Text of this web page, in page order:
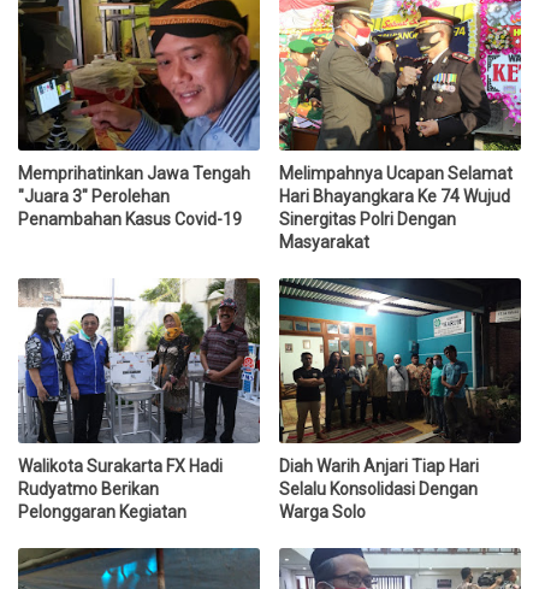
Memprihatinkan Jawa Tengah
"Juara 3" Perolehan
Penambahan Kasus Covid-19
Melimpahnya Ucapan Selamat
Hari Bhayangkara Ke 74 Wujud
Sinergitas Polri Dengan
Masyarakat
Walikota Surakarta FX Hadi
Rudyatmo Berikan
Pelonggaran Kegiatan
Diah Warih Anjari Tiap Hari
Selalu Konsolidasi Dengan
Warga Solo